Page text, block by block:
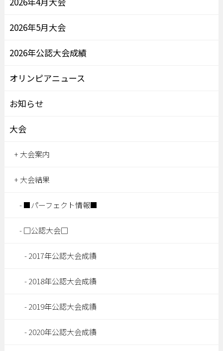
2026年5月大会
2026年公認大会成績
オリンピアニュース
お知らせ
大会
大会案内
大会結果
■パーフェクト情報■
□公認大会□
2017年公認大会成績
2018年公認大会成績
2019年公認大会成績
2020年公認大会成績